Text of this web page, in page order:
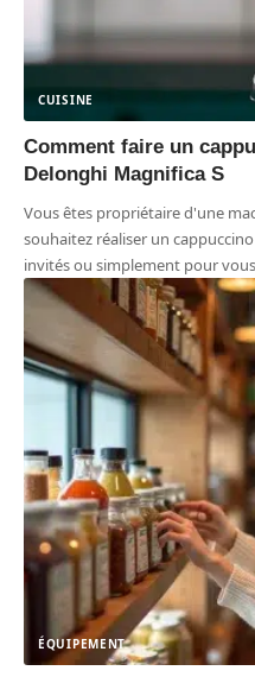
CUISINE
Comment faire un
Delonghi Magnifica S
Vous êtes propriétaire d'une
souhaitez réaliser un
invités ou simplement pour
ÉQUIPEMENT